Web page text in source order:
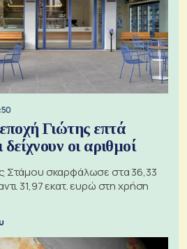
Γιώτης επτά
οι αριθμοί
Στάμου σκαρφάλωσε στα 36,33
31,97 εκατ. ευρώ στη χρήση